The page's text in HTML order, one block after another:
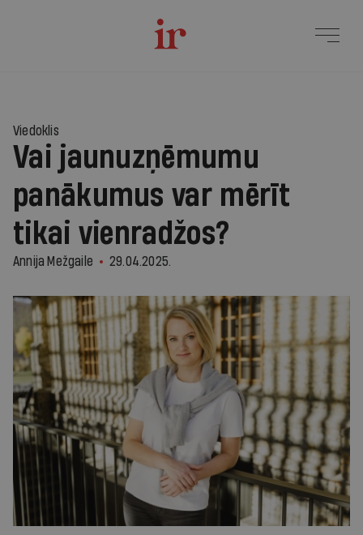
Viedoklis
Vai jaunuzņēmumu
panākumus var mērīt
tikai vienradžos?
Annija Mežgaile 29.04.2025.